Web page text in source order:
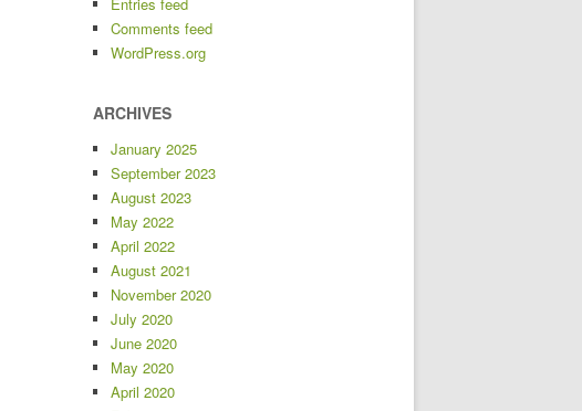
Comments feed
WordPress.org
ARCHIVES
January 2025
September 2023
August 2023
May 2022
April 2022
August 2021
November 2020
July 2020
June 2020
May 2020
April 2020